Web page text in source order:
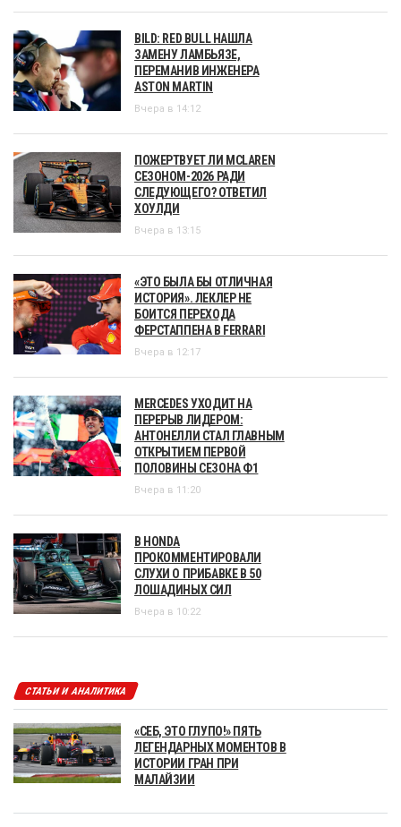
BILD: RED BULL НАШЛА
ЗАМЕНУ ЛАМБЬЯЗЕ,
ПЕРЕМАНИВ ИНЖЕНЕРА
ASTON MARTIN
Вчера в 14:12
ПОЖЕРТВУЕТ ЛИ MCLAREN
СЕЗОНОМ-2026 РАДИ
СЛЕДУЮЩЕГО? ОТВЕТИЛ
ХОУЛДИ
Вчера в 13:15
«ЭТО БЫЛА БЫ ОТЛИЧНАЯ
ИСТОРИЯ». ЛЕКЛЕР НЕ
БОИТСЯ ПЕРЕХОДА
ФЕРСТАППЕНА В FERRARI
Вчера в 12:17
MERCEDES УХОДИТ НА
ПЕРЕРЫВ ЛИДЕРОМ:
АНТОНЕЛЛИ СТАЛ ГЛАВНЫМ
ОТКРЫТИЕМ ПЕРВОЙ
ПОЛОВИНЫ СЕЗОНА Ф1
Вчера в 11:20
В HONDA
ПРОКОММЕНТИРОВАЛИ
СЛУХИ О ПРИБАВКЕ В 50
ЛОШАДИНЫХ СИЛ
Вчера в 10:22
СТАТЬИ И АНАЛИТИКА
«СЕБ, ЭТО ГЛУПО!» ПЯТЬ
ЛЕГЕНДАРНЫХ МОМЕНТОВ В
ИСТОРИИ ГРАН ПРИ
МАЛАЙЗИИ